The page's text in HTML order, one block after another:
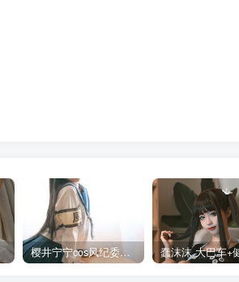
樱井宁宁cos风纪委员写真套图